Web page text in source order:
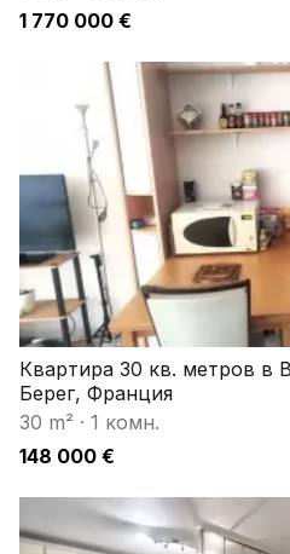
1 770 000 €
Квартира 30 кв. метров в
Берег, Франция
30 m² · 1 комн.
148 000 €